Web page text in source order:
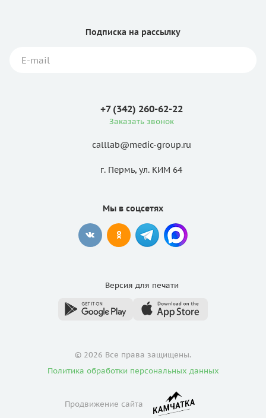
Подписка на рассылку
+7 (342) 260-62-22
Заказать звонок
calllab@medic-group.ru
г. Пермь, ул. КИМ 64
Мы в соцсетях
Версия для печати
© 2026 Все права защищены.
Политика обработки персональных данных
Продвижение сайта